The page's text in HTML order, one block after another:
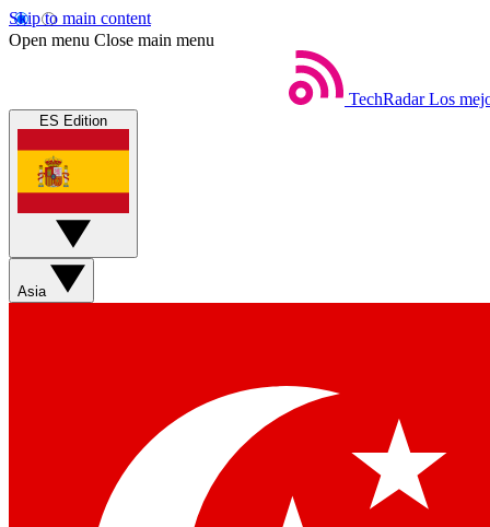
Skip to main content
Open menu Close main menu
TechRadar Los
ES Edition
Asia